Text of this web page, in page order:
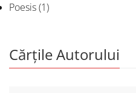
Poesis(1)
Cărțile Autorului